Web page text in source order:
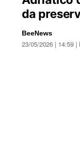
da
BeeNews
23/05/2026 | 14:59 |